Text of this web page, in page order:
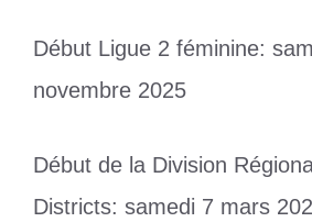
Début Ligue 2 féminine:
novembre 2025
Début de la Division
Districts: samedi 7 mars